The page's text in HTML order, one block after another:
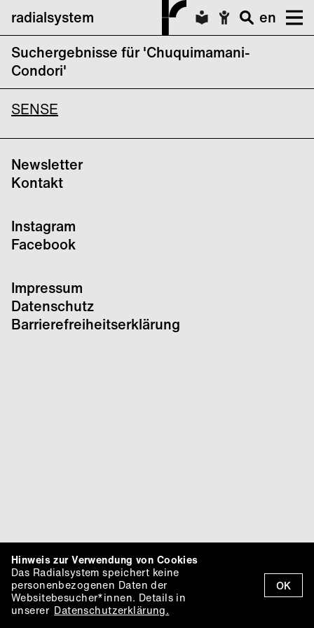
radialsystem
en
Suchergebnisse für 'Chuquimamani-
Condori'
Chuquimamani-Condori & Joshua
Chuquimia Crampton
SENSE
Newsletter
Kontakt
Instagram
Facebook
Impressum
Datenschutz
Barrierefreiheitserklärung
OK
Hinweis zur Verwendung von Cookies
Das Radialsystem speichert keine
personenbezogenen Daten der
Websitebesucher*innen. Details in
unserer Datenschutzerklärung.